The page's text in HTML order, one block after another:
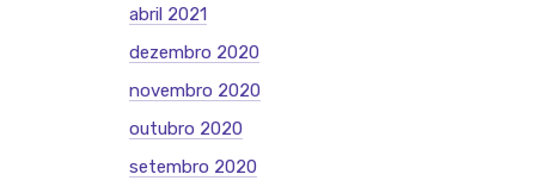
abril 2021
dezembro 2020
novembro 2020
outubro 2020
setembro 2020